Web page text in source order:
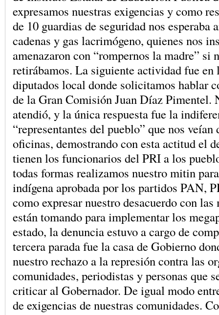
expresamos nuestras exigencias y como
de 10 guardias de seguridad nos esperaba
cadenas y gas lacrimógeno, quienes nos
amenazaron con “rompernos la madre” si
retirábamos. La siguiente actividad fue en
diputados local donde solicitamos hablar
de la Gran Comisión Juan Díaz Pimentel.
atendió, y la única respuesta fue la
“representantes del pueblo” que nos veían
oficinas, demostrando con esta actitud el
tienen los funcionarios del PRI a los
todas formas realizamos nuestro mitin
indígena aprobada por los partidos PAN,
como expresar nuestro desacuerdo con las
están tomando para implementar los
estado, la denuncia estuvo a cargo de
tercera parada fue la casa de Gobierno
nuestro rechazo a la represión contra las
comunidades, periodistas y personas que
criticar al Gobernador. De igual modo
de exigencias de nuestras comunidades.